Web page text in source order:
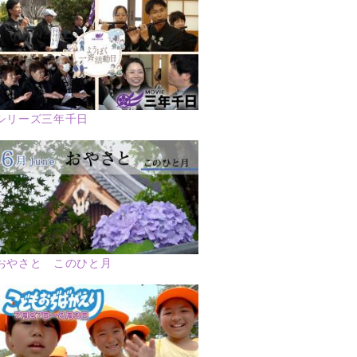
リーズ三年千日
やさと このひと月